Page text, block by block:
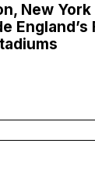
New York
England’s